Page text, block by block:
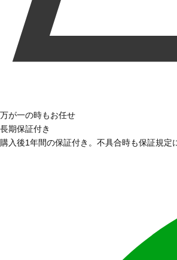
万が一の時もお任せ
長期保証付き
購入後1年間の保証付き。不具合時も保証規